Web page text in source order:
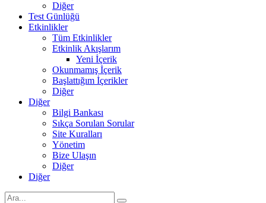
Diğer
Test Günlüğü
Etkinlikler
Tüm Etkinlikler
Etkinlik Akışlarım
Yeni İçerik
Okunmamış İçerik
Başlattığım İçerikler
Diğer
Diğer
Bilgi Bankası
Sıkça Sorulan Sorular
Site Kuralları
Yönetim
Bize Ulaşın
Diğer
Diğer